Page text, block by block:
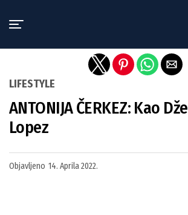
LIFESTYLE
ANTONIJA ČERKEZ: Kao
Lopez
Objavljeno 14. Aprila 2022.